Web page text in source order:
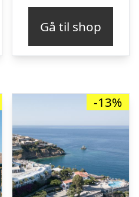
Gå til shop
-13%